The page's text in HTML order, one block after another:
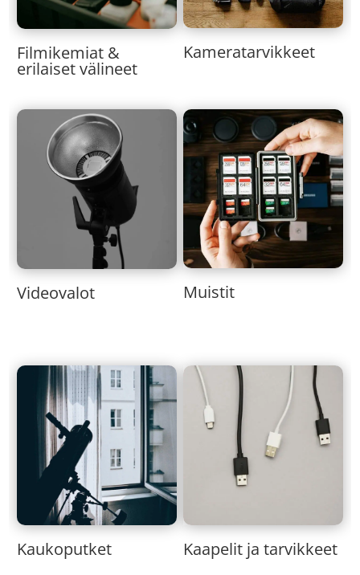
Filmikemiat &
erilaiset välineet
Kameratarvikkeet
Videovalot Muistit
Kaukoputket Kaapelit ja tarvikkeet